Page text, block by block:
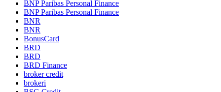
BNP Paribas Personal Finance
BNP Paribas Personal Finance
BNR
BNR
BonusCard
BRD
BRD
BRD Finance
broker credit
brokeri